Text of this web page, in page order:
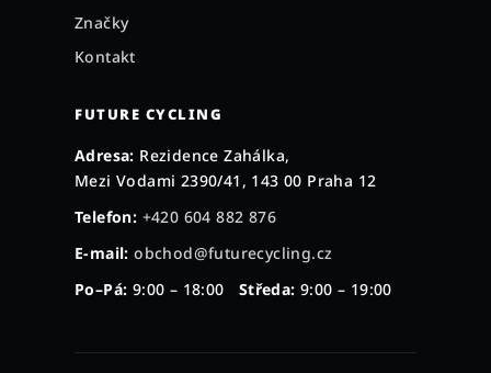
Značky
Kontakt
FUTURE CYCLING
Adresa: Rezidence Zahálka,
Mezi Vodami 2390/41, 143 00 Praha 12
Telefon: +420 604 882 876
E-mail: obchod@futurecycling.cz
Po–Pá: 9:00 – 18:00 Středa: 9:00 – 19:00